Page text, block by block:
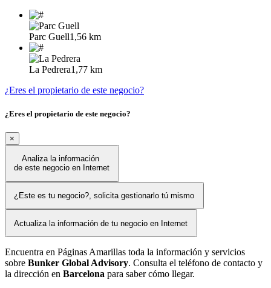
Parc Guell1,56 km
La Pedrera1,77 km
¿Eres el propietario de este negocio?
¿Eres el propietario de este negocio?
×
Analiza la información
de este negocio en Internet
¿Este es tu negocio?, solicita gestionarlo tú mismo
Actualiza la información de tu negocio en Internet
Encuentra en Páginas Amarillas toda la información y servicios
sobre Bunker Global Advisory. Consulta el teléfono de contacto y
la dirección en Barcelona para saber cómo llegar.